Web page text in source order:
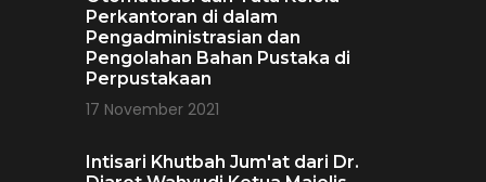
Perkantoran di dalam
Pengadministrasian dan
Pengolahan Bahan Pustaka di
Perpustakaan
17 November 2021
Intisari Khutbah Jum'at dari Dr.